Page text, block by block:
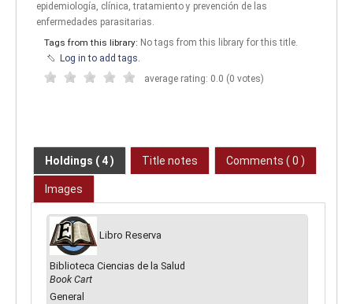
epidemiología, clínica, tratamiento y prevención de las
enfermedades parasitarias.
Tags from this library: No tags from this library for this title.
Log in to add tags.
average rating: 0.0 (0 votes)
Holdings ( 4 ) Title notes Comments ( 0 )
Images
Libro Reserva
Biblioteca Ciencias de la Salud
Book Cart
General